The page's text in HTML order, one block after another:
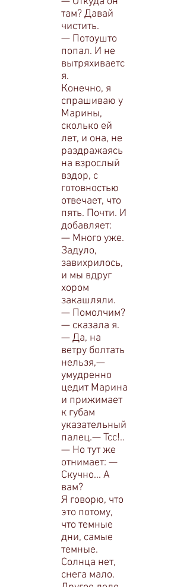
там? Давай
чистить.
— Потоушто
попал. И не
вытряхиваетс
я.
Конечно, я
спрашиваю у
Марины,
сколько ей
лет, и она, не
раздражаясь
на взрослый
вздор, с
готовностью
отвечает, что
пять. Почти. И
добавляет:
— Много уже.
Задуло,
завихрилось,
и мы вдруг
хором
закашляли.
— Помолчим?
— сказала я.
— Да, на
ветру болтать
нельзя,—
умудренно
цедит Марина
и прижимает
к губам
указательный
палец.— Тсс!..
— Но тут же
отнимает: —
Скучно... А
вам?
Я говорю, что
это потому,
что темные
дни, самые
темные.
Солнца нет,
снега мало.